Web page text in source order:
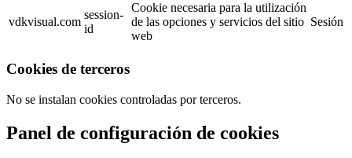
vdkvisual.com
session-
id
Cookie necesaria para la utilización
de las opciones y servicios del sitio
web
Sesión
Cookies de terceros
No se instalan cookies controladas por terceros.
Panel de configuración de cookies